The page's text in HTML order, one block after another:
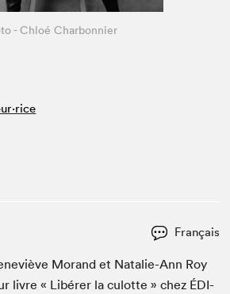
- Chloé Charbonnier
Français
Morand et Natal­ie-Ann Roy
livre « Libér­er la culotte » chez ÉDI­